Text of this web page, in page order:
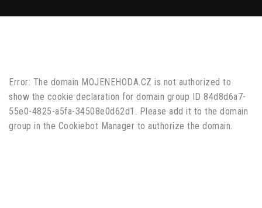
Error: The domain MOJENEHODA.CZ is not authorized to
show the cookie declaration for domain group ID 84d8d6a7-
55e0-4825-a5fa-34508e0d62d1. Please add it to the domain
group in the Cookiebot Manager to authorize the domain.